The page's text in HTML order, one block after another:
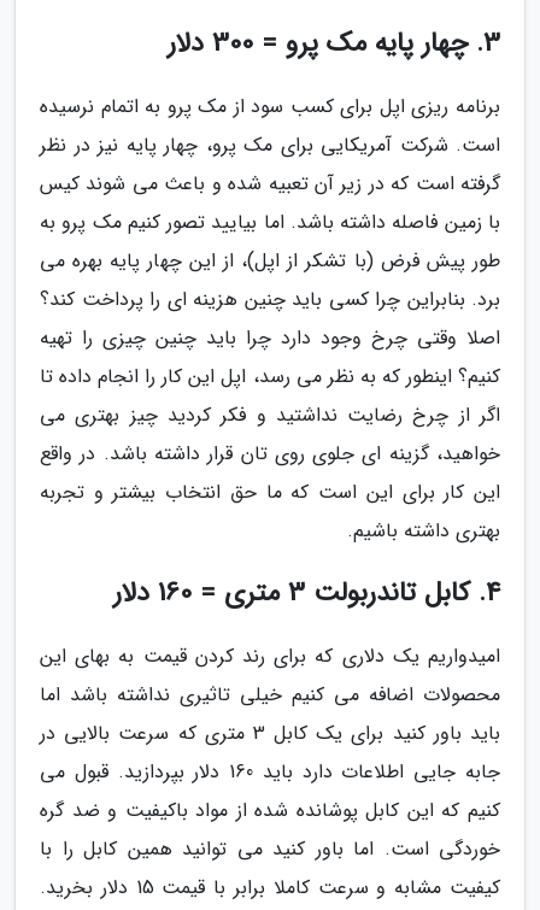
3. چهار پایه مک پرو = 300 دلار
برنامه ریزی اپل برای کسب سود از مک پرو به اتمام نرسیده
است. شرکت آمریکایی برای مک پرو، چهار پایه نیز در نظر
گرفته است که در زیر آن تعبیه شده و باعث می شوند کیس
با زمین فاصله داشته باشد. اما بیایید تصور کنیم مک پرو به
طور پیش فرض (با تشکر از اپل)، از این چهار پایه بهره می
برد. بنابراین چرا کسی باید چنین هزینه ای را پرداخت کند؟
اصلا وقتی چرخ وجود دارد چرا باید چنین چیزی را تهیه
کنیم؟ اینطور که به نظر می رسد، اپل این کار را انجام داده تا
اگر از چرخ رضایت نداشتید و فکر کردید چیز بهتری می
خواهید، گزینه ای جلوی روی تان قرار داشته باشد. در واقع
این کار برای این است که ما حق انتخاب بیشتر و تجربه
بهتری داشته باشیم.
4. کابل تاندربولت 3 متری = 160 دلار
امیدواریم یک دلاری که برای رند کردن قیمت به بهای این
محصولات اضافه می کنیم خیلی تاثیری نداشته باشد اما
باید باور کنید برای یک کابل 3 متری که سرعت بالایی در
جابه جایی اطلاعات دارد باید 160 دلار بپردازید. قبول می
کنیم که این کابل پوشانده شده از مواد باکیفیت و ضد گره
خوردگی است. اما باور کنید می توانید همین کابل را با
کیفیت مشابه و سرعت کاملا برابر با قیمت 15 دلار بخرید.